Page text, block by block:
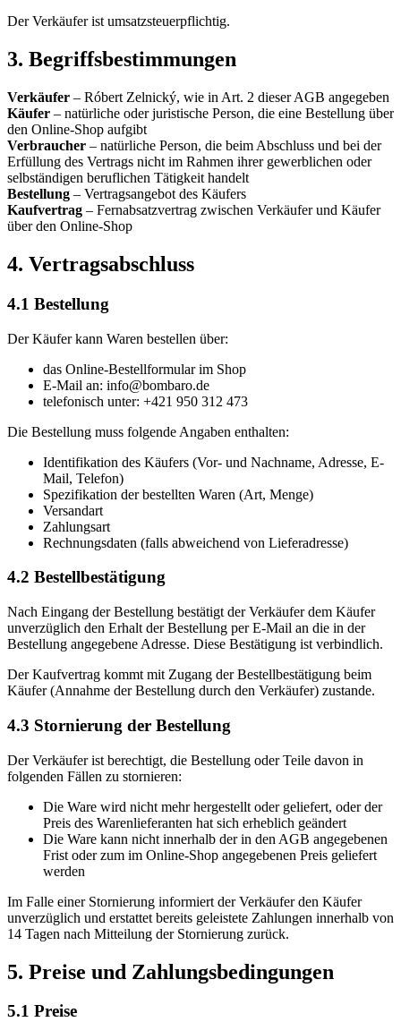
Der Verkäufer ist umsatzsteuerpflichtig.
3. Begriffsbestimmungen
Verkäufer – Róbert Zelnický, wie in Art. 2 dieser AGB angegeben
Käufer – natürliche oder juristische Person, die eine Bestellung über
den Online-Shop aufgibt
Verbraucher – natürliche Person, die beim Abschluss und bei der
Erfüllung des Vertrags nicht im Rahmen ihrer gewerblichen oder
selbständigen beruflichen Tätigkeit handelt
Bestellung – Vertragsangebot des Käufers
Kaufvertrag – Fernabsatzvertrag zwischen Verkäufer und Käufer
über den Online-Shop
4. Vertragsabschluss
4.1 Bestellung
Der Käufer kann Waren bestellen über:
das Online-Bestellformular im Shop
E-Mail an: info@bombaro.de
telefonisch unter: +421 950 312 473
Die Bestellung muss folgende Angaben enthalten:
Identifikation des Käufers (Vor- und Nachname, Adresse, E-
Mail, Telefon)
Spezifikation der bestellten Waren (Art, Menge)
Versandart
Zahlungsart
Rechnungsdaten (falls abweichend von Lieferadresse)
4.2 Bestellbestätigung
Nach Eingang der Bestellung bestätigt der Verkäufer dem Käufer
unverzüglich den Erhalt der Bestellung per E-Mail an die in der
Bestellung angegebene Adresse. Diese Bestätigung ist verbindlich.
Der Kaufvertrag kommt mit Zugang der Bestellbestätigung beim
Käufer (Annahme der Bestellung durch den Verkäufer) zustande.
4.3 Stornierung der Bestellung
Der Verkäufer ist berechtigt, die Bestellung oder Teile davon in
folgenden Fällen zu stornieren:
Die Ware wird nicht mehr hergestellt oder geliefert, oder der
Preis des Warenlieferanten hat sich erheblich geändert
Die Ware kann nicht innerhalb der in den AGB angegebenen
Frist oder zum im Online-Shop angegebenen Preis geliefert
werden
Im Falle einer Stornierung informiert der Verkäufer den Käufer
unverzüglich und erstattet bereits geleistete Zahlungen innerhalb von
14 Tagen nach Mitteilung der Stornierung zurück.
5. Preise und Zahlungsbedingungen
5.1 Preise